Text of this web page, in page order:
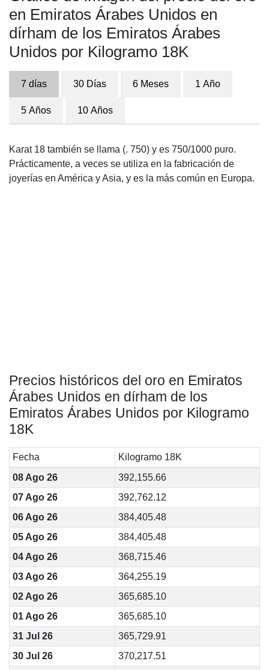
en Emiratos Árabes Unidos en
dírham de los Emiratos Árabes
Unidos por Kilogramo 18K
7 días 30 Días 6 Meses 1 Año
5 Años 10 Años
Karat 18 también se llama (. 750) y es 750/1000 puro.
Prácticamente, a veces se utiliza en la fabricación de
joyerías en América y Asia, y es la más común en Europa.
Precios históricos del oro en Emiratos
Árabes Unidos en dírham de los
Emiratos Árabes Unidos por Kilogramo
18K
Fecha
Kilogramo 18K
08 Ago 26
392,155.66
07 Ago 26
392,762.12
06 Ago 26
384,405.48
05 Ago 26
384,405.48
04 Ago 26
368,715.46
03 Ago 26
364,255.19
02 Ago 26
365,685.10
01 Ago 26
365,685.10
31 Jul 26
365,729.91
30 Jul 26
370,217.51